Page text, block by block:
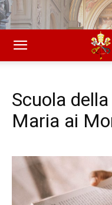
Scuola
Maria ai